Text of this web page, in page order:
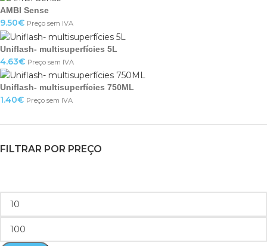
AMBI Sense
9.50€ Preço sem IVA
Uniflash- multisuperfícies 5L
4.63€ Preço sem IVA
Uniflash- multisuperfícies 750ML
1.40€ Preço sem IVA
FILTRAR POR PREÇO